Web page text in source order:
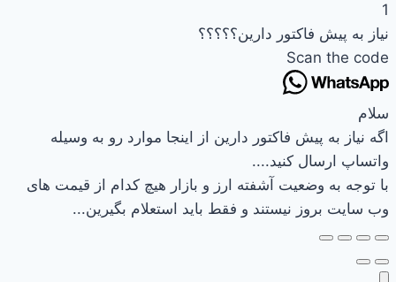
1
نیاز به پیش فاکتور دارین؟؟؟؟؟
Scan the code
سلام
اگه نیاز به پیش فاکتور دارین از اینجا موارد رو به وسیله
واتساپ ارسال کنید....
با توجه به وضعیت آشفته ارز و بازار هیچ کدام از قیمت های
وب سایت بروز نیستند و فقط باید استعلام بگیرین...